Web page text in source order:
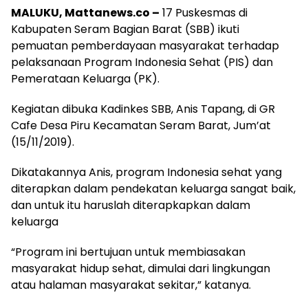
MALUKU, Mattanews.co – 17 Puskesmas di
Kabupaten Seram Bagian Barat (SBB) ikuti
pemuatan pemberdayaan masyarakat terhadap
pelaksanaan Program Indonesia Sehat (PIS) dan
Pemerataan Keluarga (PK).
Kegiatan dibuka Kadinkes SBB, Anis Tapang, di GR
Cafe Desa Piru Kecamatan Seram Barat, Jum’at
(15/11/2019).
Dikatakannya Anis, program Indonesia sehat yang
diterapkan dalam pendekatan keluarga sangat baik,
dan untuk itu haruslah diterapkapkan dalam
keluarga
“Program ini bertujuan untuk membiasakan
masyarakat hidup sehat, dimulai dari lingkungan
atau halaman masyarakat sekitar,” katanya.